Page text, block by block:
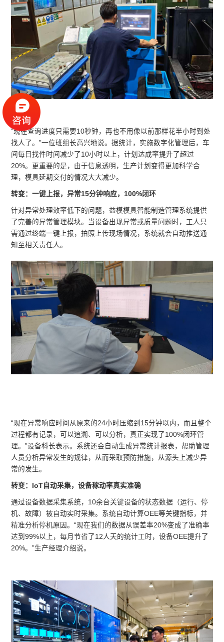
“现在查询进度只需要10秒钟，再也不用像以前那样花半小时到处
找人了。”一位班组长高兴地说。据统计，实施数字化管理后，车
间每日找件时间减少了10小时以上，计划达成率提升了超过
20%。更重要的是，由于信息透明，生产计划变得更加科学合
理，模具延期交付的情况大大减少。
转变：一键上报，异常15分钟响应，100%闭环
针对异常处理效率低下的问题，益模模具智能制造管理系统提供
了完善的异常管理模块。当设备出现异常或质量问题时，工人只
需通过终端一键上报，拍照上传现场情况，系统就会自动推送通
知至相关责任人。
“现在异常响应时间从原来的24小时压缩到15分钟以内，而且整个
过程都有记录，可以追溯、可以分析，真正实现了100%闭环管
理。”设备科长表示。系统还会自动生成异常统计报表，帮助管理
人员分析异常发生的规律，从而采取预防措施，从源头上减少异
常的发生。
转变：IoT自动采集，设备稼动率真实准确
通过设备数据采集系统，10余台关键设备的状态数据（运行、停
机、故障）被自动实时采集。系统自动计算OEE等关键指标，并
精准分析停机原因。“现在我们的数据从误差率20%变成了准确率
达到99%以上，每月节省了12人天的统计工时，设备OEE提升了
20%。”生产经理介绍说。